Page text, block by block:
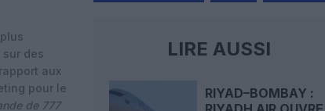
des
aux
pour le
de 777
LIRE AUSSI
RIYAD–BOMBAY :